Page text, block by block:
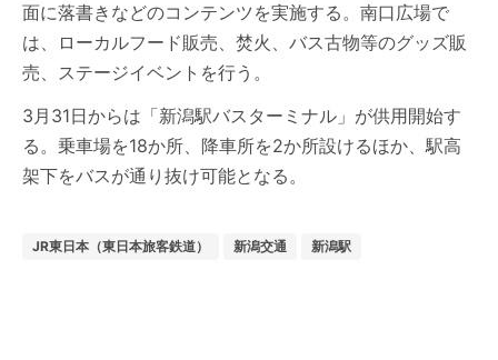
面に落書きなどのコンテンツを実施する。南口広場で
は、ローカルフード販売、焚火、バス古物等のグッズ販
売、ステージイベントを行う。
3月31日からは「新潟駅バスターミナル」が供用開始す
る。乗車場を18か所、降車所を2か所設けるほか、駅高
架下をバスが通り抜け可能となる。
JR東日本（東日本旅客鉄道） 新潟交通 新潟駅